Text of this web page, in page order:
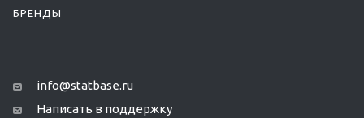
БРЕНДЫ
info@statbase.ru
Написать в поддержку